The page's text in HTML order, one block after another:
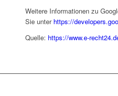
Weitere Informationen zu
Sie unter https://
Quelle: https://www.e-